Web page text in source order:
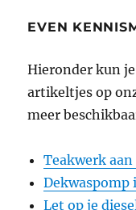
EVEN
Hieronder kun
artikeltjes op
meer
Teakwerk
Dekwaspomp
Let op je